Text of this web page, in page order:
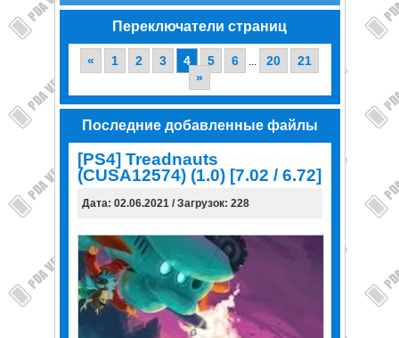
Переключатели страниц
« 1 2 3 4 5 6 ... 20
21
»
Последние добавленные файлы
[PS4] Treadnauts
(CUSA12574) (1.0) [7.02 / 6.72]
Дата: 02.06.2021 / Загрузок: 228